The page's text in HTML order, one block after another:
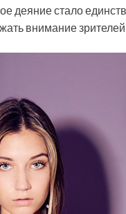
деяние стало
внимание